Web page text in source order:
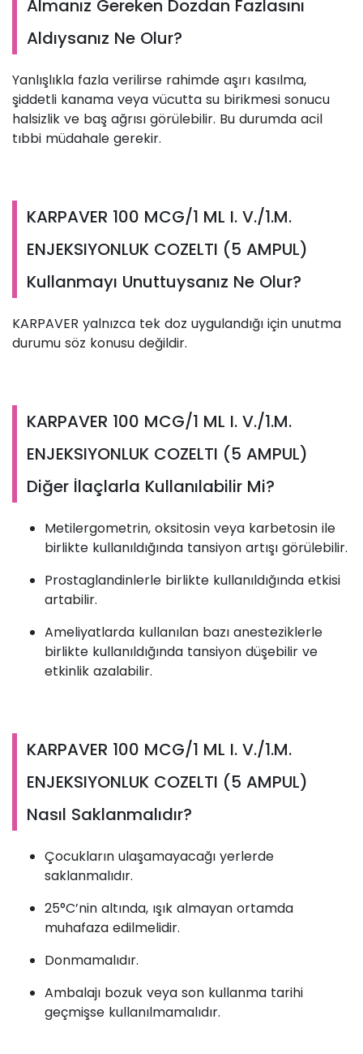
Almanız Gereken Dozdan Fazlasını
Aldıysanız Ne Olur?
Yanlışlıkla fazla verilirse rahimde aşırı kasılma,
şiddetli kanama veya vücutta su birikmesi sonucu
halsizlik ve baş ağrısı görülebilir. Bu durumda acil
tıbbi müdahale gerekir.
KARPAVER 100 MCG/1 ML I. V./1.M.
ENJEKSIYONLUK COZELTI (5 AMPUL)
Kullanmayı Unuttuysanız Ne Olur?
KARPAVER yalnızca tek doz uygulandığı için unutma
durumu söz konusu değildir.
KARPAVER 100 MCG/1 ML I. V./1.M.
ENJEKSIYONLUK COZELTI (5 AMPUL)
Diğer İlaçlarla Kullanılabilir Mi?
Metilergometrin, oksitosin veya karbetosin ile
birlikte kullanıldığında tansiyon artışı görülebilir.
Prostaglandinlerle birlikte kullanıldığında etkisi
artabilir.
Ameliyatlarda kullanılan bazı anesteziklerle
birlikte kullanıldığında tansiyon düşebilir ve
etkinlik azalabilir.
KARPAVER 100 MCG/1 ML I. V./1.M.
ENJEKSIYONLUK COZELTI (5 AMPUL)
Nasıl Saklanmalıdır?
Çocukların ulaşamayacağı yerlerde
saklanmalıdır.
25°C’nin altında, ışık almayan ortamda
muhafaza edilmelidir.
Donmamalıdır.
Ambalajı bozuk veya son kullanma tarihi
geçmişse kullanılmamalıdır.